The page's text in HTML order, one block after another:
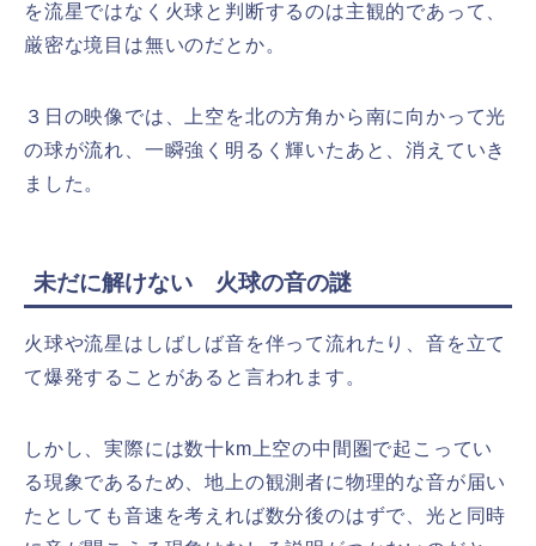
を流星ではなく火球と判断するのは主観的であって、
厳密な境目は無いのだとか。
３日の映像では、上空を北の方角から南に向かって光
の球が流れ、一瞬強く明るく輝いたあと、消えていき
ました。
未だに解けない 火球の音の謎
火球や流星はしばしば音を伴って流れたり、音を立て
て爆発することがあると言われます。
しかし、実際には数十km上空の中間圏で起こってい
る現象であるため、地上の観測者に物理的な音が届い
たとしても音速を考えれば数分後のはずで、光と同時